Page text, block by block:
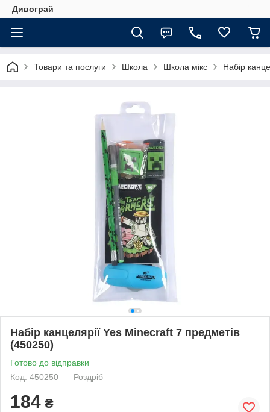
Дивограй
Товари та послуги Школа Школа мікс Набір
Набір канцелярії Yes Minecraft 7 предметів
(450250)
Готово до відправки
Код: 450250
Роздріб
184 ₴